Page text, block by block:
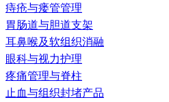
痔疮与瘘管管理
胃肠道与胆道支架
耳鼻喉及软组织消融
眼科与视力护理
疼痛管理与脊柱
止血与组织封堵产品